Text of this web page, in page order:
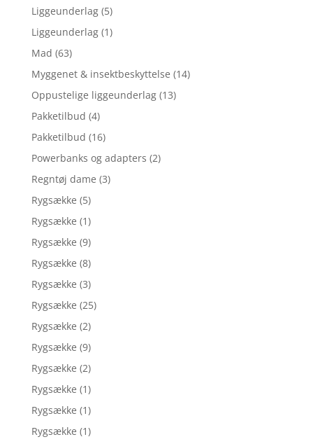
Liggeunderlag (5)
Liggeunderlag (1)
Mad (63)
Myggenet & insektbeskyttelse (14)
Oppustelige liggeunderlag (13)
Pakketilbud (4)
Pakketilbud (16)
Powerbanks og adapters (2)
Regntøj dame (3)
Rygsække (5)
Rygsække (1)
Rygsække (9)
Rygsække (8)
Rygsække (3)
Rygsække (25)
Rygsække (2)
Rygsække (9)
Rygsække (2)
Rygsække (1)
Rygsække (1)
Rygsække (1)